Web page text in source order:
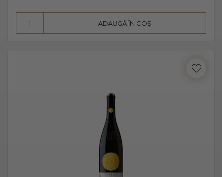
Consumă Prosecco, un vin cunoscut pentru
Prosecco este un vin cunoscut pentru prospețime, este
un vin care nu fermentează după îmbuteliere și care se
scăzut de alcool, astfel că este preferat atât de bărbați,
Se bea în pahare cu pereți înalți, subțiri, rece,
temperatura ideală de servire fiind 2-3 grade C. Am
putea spune despre Prosecco că este un vin băut de
plăcere, dar și ca aperitiv, înainte de servirea mesei.
ADAUGĂ ÎN COȘ